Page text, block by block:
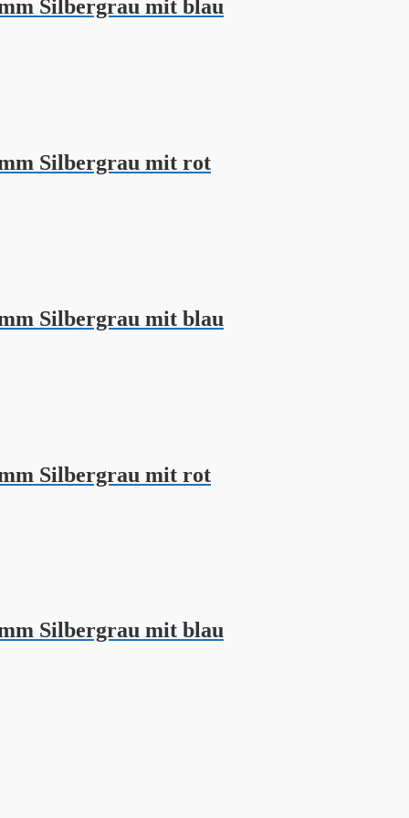
Silbergrau mit blau
Silbergrau mit rot
Silbergrau mit blau
Silbergrau mit rot
Silbergrau mit blau